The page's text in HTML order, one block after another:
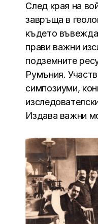
След края на
завръща в
където въвежда
прави важни
подземните
Румъния.
симпозиуми,
Издава важни